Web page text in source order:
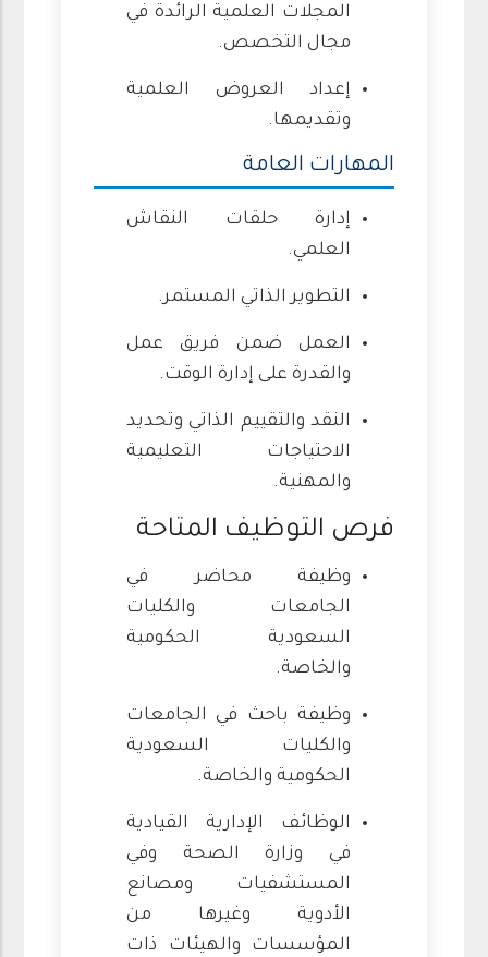
المجلات العلمية الرائدة في
مجال التخصص.
إعداد العروض العلمية
وتقديمها.
المهارات العامة
إدارة حلقات النقاش
العلمي.
التطوير الذاتي المستمر.
العمل ضمن فريق عمل
والقدرة على إدارة الوقت.
النقد والتقييم الذاتي وتحديد
الاحتياجات التعليمية
والمهنية.
فرص التوظيف المتاحة
وظيفة محاضر في
الجامعات والكليات
السعودية الحكومية
والخاصة.
وظيفة باحث في الجامعات
والكليات السعودية
الحكومية والخاصة.
الوظائف الإدارية القيادية
في وزارة الصحة وفي
المستشفيات ومصانع
الأدوية وغيرها من
المؤسسات والهيئات ذات